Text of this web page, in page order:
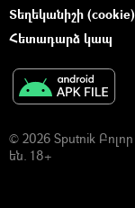
Տեղեկանիշի
Հետադարձ կապ
© 2026 Sputnik
են. 18+